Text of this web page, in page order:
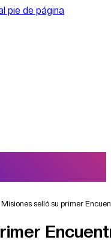
pie de página
Misiones selló su primer